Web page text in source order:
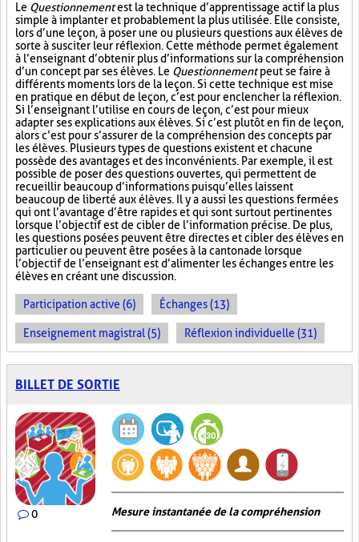
Le Questionnementest la technique d’apprentissage actif la plus
simple à implanter et probablement la plus utilisée. Elle consiste,
lors d’une leçon, à poser une ou plusieurs questions aux élèves de
sorte à susciter leur réflexion. Cette méthode permet également
à l’enseignant d’obtenir plus d’informations sur la compréhension
d’un concept par ses élèves. Le Questionnementpeut se faire à
différents moments lors de la leçon. Si cette technique est mise
en pratique en début de leçon, c’est pour enclencher la réflexion.
Si l’enseignant l’utilise en cours de leçon, c’est pour mieux
adapter ses explications aux élèves. Si c’est plutôt en fin de leçon,
alors c’est pour s’assurer de la compréhension des concepts par
les élèves. Plusieurs types de questions existent et chacune
possède des avantages et des inconvénients. Par exemple, il est
possible de poser des questions ouvertes, qui permettent de
recueillir beaucoup d’informations puisqu’elles laissent
beaucoup de liberté aux élèves. Il y a aussi les questions fermées
qui ont l’avantage d’être rapides et qui sont surtout pertinentes
lorsque l’objectif est de cibler de l’information précise. De plus,
les questions posées peuvent être directes et cibler des élèves en
particulier ou peuvent être posées à la cantonade lorsque
l’objectif de l’enseignant est d’alimenter les échanges entre les
élèves en créant une discussion.
Participation active (6) Échanges (13)
Enseignement magistral (5) Réflexion individuelle (31)
BILLET DE SORTIE
0 Mesure instantanée de la compréhension